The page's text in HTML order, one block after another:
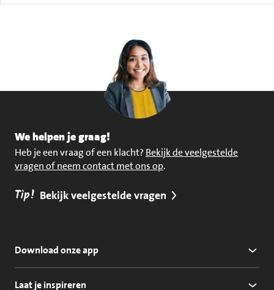
We helpen je graag!
Heb je een vraag of een klacht? Bekijk de veelgestelde
vragen of neem contact met ons op.
Tip! Bekijk veelgestelde vragen
Download onze app
Laat je inspireren